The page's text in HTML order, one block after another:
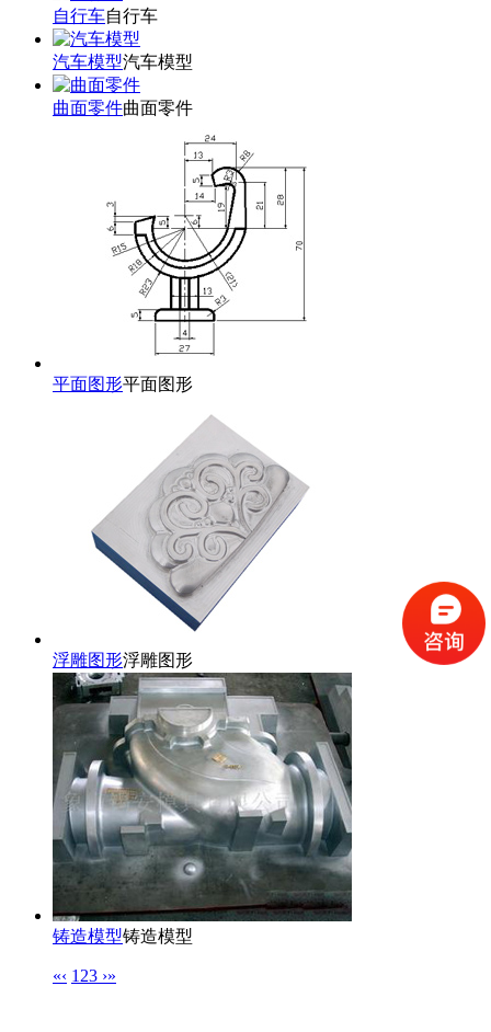
自行车自行车
汽车模型汽车模型
曲面零件曲面零件
平面图形平面图形
浮雕图形浮雕图形
铸造模型铸造模型
«‹ 1 23 ›»